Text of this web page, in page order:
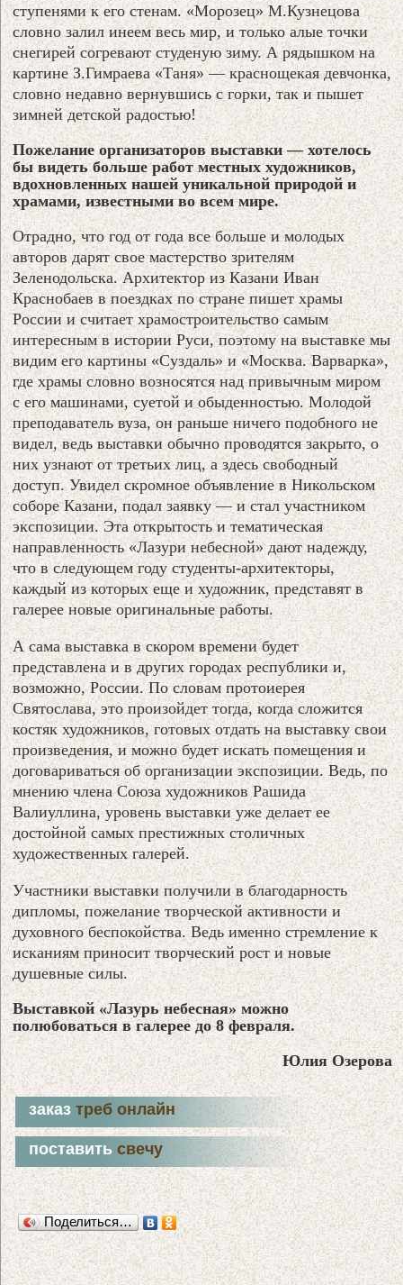
ступенями к его стенам. «Морозец» М.Кузнецова
словно залил инеем весь мир, и только алые точки
снегирей согревают студеную зиму. А рядышком на
картине З.Гимраева «Таня» — краснощекая девчонка,
словно недавно вернувшись с горки, так и пышет
зимней детской радостью!
Пожелание организаторов выставки — хотелось
бы видеть больше работ местных художников,
вдохновленных нашей уникальной природой и
храмами, известными во всем мире.
Отрадно, что год от года все больше и молодых
авторов дарят свое мастерство зрителям
Зеленодольска. Архитектор из Казани Иван
Краснобаев в поездках по стране пишет храмы
России и считает храмостроительство самым
интересным в истории Руси, поэтому на выставке мы
видим его картины «Суздаль» и «Москва. Варварка»,
где храмы словно возносятся над привычным миром
с его машинами, суетой и обыденностью. Молодой
преподаватель вуза, он раньше ничего подобного не
видел, ведь выставки обычно проводятся закрыто, о
них узнают от третьих лиц, а здесь свободный
доступ. Увидел скромное объявление в Никольском
соборе Казани, подал заявку — и стал участником
экспозиции. Эта открытость и тематическая
направленность «Лазури небесной» дают надежду,
что в следующем году студенты-архитекторы,
каждый из которых еще и художник, представят в
галерее новые оригинальные работы.
А сама выставка в скором времени будет
представлена и в других городах республики и,
возможно, России. По словам протоиерея
Святослава, это произойдет тогда, когда сложится
костяк художников, готовых отдать на выставку свои
произведения, и можно будет искать помещения и
договариваться об организации экспозиции. Ведь, по
мнению члена Союза художников Рашида
Валиуллина, уровень выставки уже делает ее
достойной самых престижных столичных
художественных галерей.
Участники выставки получили в благодарность
дипломы, пожелание творческой активности и
духовного беспокойства. Ведь именно стремление к
исканиям приносит творческий рост и новые
душевные силы.
Выставкой «Лазурь небесная» можно
полюбоваться в галерее до 8 февраля.
Юлия Озерова
заказтреб онлайн
поставитьсвечу
Поделиться…